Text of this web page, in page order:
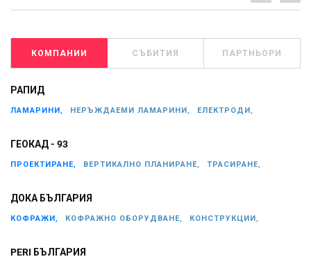
КОМПАНИИ СЪБИТИЯ ПАРТНЬОРИ
РАПИД
ЛАМАРИНИ, НЕРЪЖДАЕМИ ЛАМАРИНИ, ЕЛЕКТРОДИ,
ГЕОКАД - 93
ПРОЕКТИРАНЕ, ВЕРТИКАЛНО ПЛАНИРАНЕ, ТРАСИРАНЕ,
ДОКА БЪЛГАРИЯ
КОФРАЖИ, КОФРАЖНО ОБОРУДВАНЕ, КОНСТРУКЦИИ,
PERI БЪЛГАРИЯ